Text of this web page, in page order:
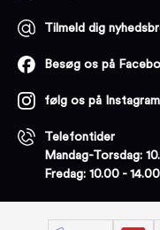
Tilmeld dig
Besøg os på
følg os på Instagram
Telefontider
Mandag-Torsdag:
Fredag: 10.00 - 14.00